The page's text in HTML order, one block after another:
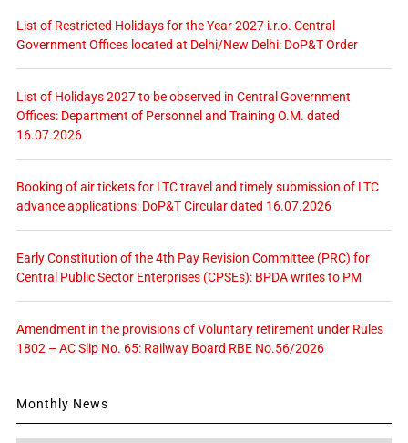
List of Restricted Holidays for the Year 2027 i.r.o. Central
Government Offices located at Delhi/New Delhi: DoP&T Order
List of Holidays 2027 to be observed in Central Government
Offices: Department of Personnel and Training O.M. dated
16.07.2026
Booking of air tickets for LTC travel and timely submission of LTC
advance applications: DoP&T Circular dated 16.07.2026
Early Constitution of the 4th Pay Revision Committee (PRC) for
Central Public Sector Enterprises (CPSEs): BPDA writes to PM
Amendment in the provisions of Voluntary retirement under Rules
1802 – AC Slip No. 65: Railway Board RBE No.56/2026
Monthly News